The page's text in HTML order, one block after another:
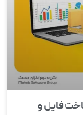
فایل و